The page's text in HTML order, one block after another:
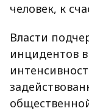
человек, к
Власти
инцидентов